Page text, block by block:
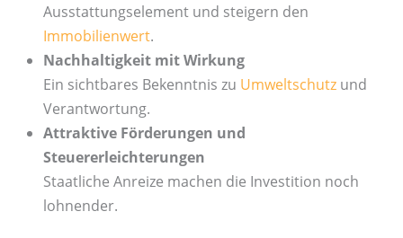
Ausstattungselement und steigern den
Immobilienwert.
Nachhaltigkeit mit Wirkung
Ein sichtbares Bekenntnis zu Umweltschutz und
Verantwortung.
Attraktive Förderungen und
Steuererleichterungen
Staatliche Anreize machen die Investition noch
lohnender.